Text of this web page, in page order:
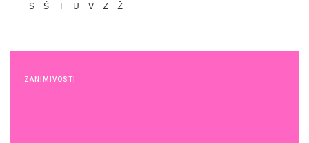
S
Š T U V Z Ž
ZANIMIVOSTI